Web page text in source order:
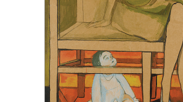
HISTORIA MIŁOŚCI
MACIERZYŃSKIEJ
95.00zł 61.75zł